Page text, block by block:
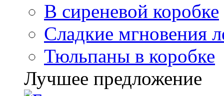
В сиреневой коробке
Сладкие мгновения
Тюльпаны в коробке
Лучшее предложение